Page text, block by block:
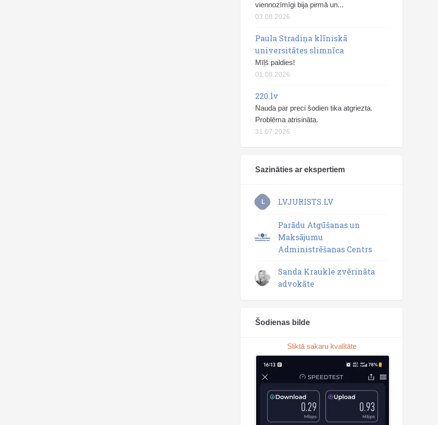
viennozīmīgi bija pirmā un...
03.08.2026
Paula Stradiņa klīniskā
universitātes slimnīca
Mīļš paldies!
01.08.2026
220.lv
Nauda par preci šodien tika atgriezta.
Problēma atrisināta.
31.07.2026
Sazināties ar ekspertiem
L LVJURISTS.LV
Parādu Atgūšanas un
Maksājumu
Administrēšanas Centrs
Sanda Kraukle zvērināta
advokāte
Šodienas bilde
Sliktā sakaru kvalitāte